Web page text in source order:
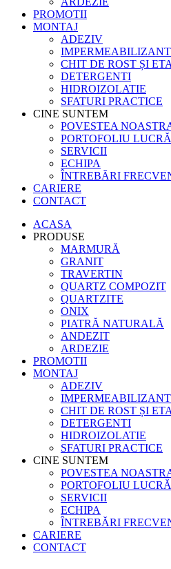
PROMOTII
MONTAJ
ADEZIV
IMPERMEABILIZANT
CHIT DE ROST ȘI
DETERGENTI
HIDROIZOLATIE
SFATURI PRACTICE
CINE SUNTEM
POVESTEA
PORTOFOLIU
SERVICII
ECHIPA
ÎNTREBĂRI
CARIERE
CONTACT
ACASA
PRODUSE
MARMURĂ
GRANIT
TRAVERTIN
QUARTZ COMPOZIT
QUARTZITE
ONIX
PIATRĂ NATURALĂ
ANDEZIT
ARDEZIE
PROMOTII
MONTAJ
ADEZIV
IMPERMEABILIZANT
CHIT DE ROST ȘI
DETERGENTI
HIDROIZOLATIE
SFATURI PRACTICE
CINE SUNTEM
POVESTEA
PORTOFOLIU
SERVICII
ECHIPA
ÎNTREBĂRI
CARIERE
CONTACT